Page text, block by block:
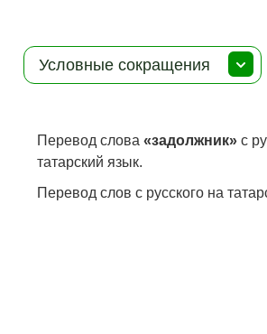
Условные сокращения
Перевод слова«задолжник» с
татарский язык.
Перевод слов с русского на